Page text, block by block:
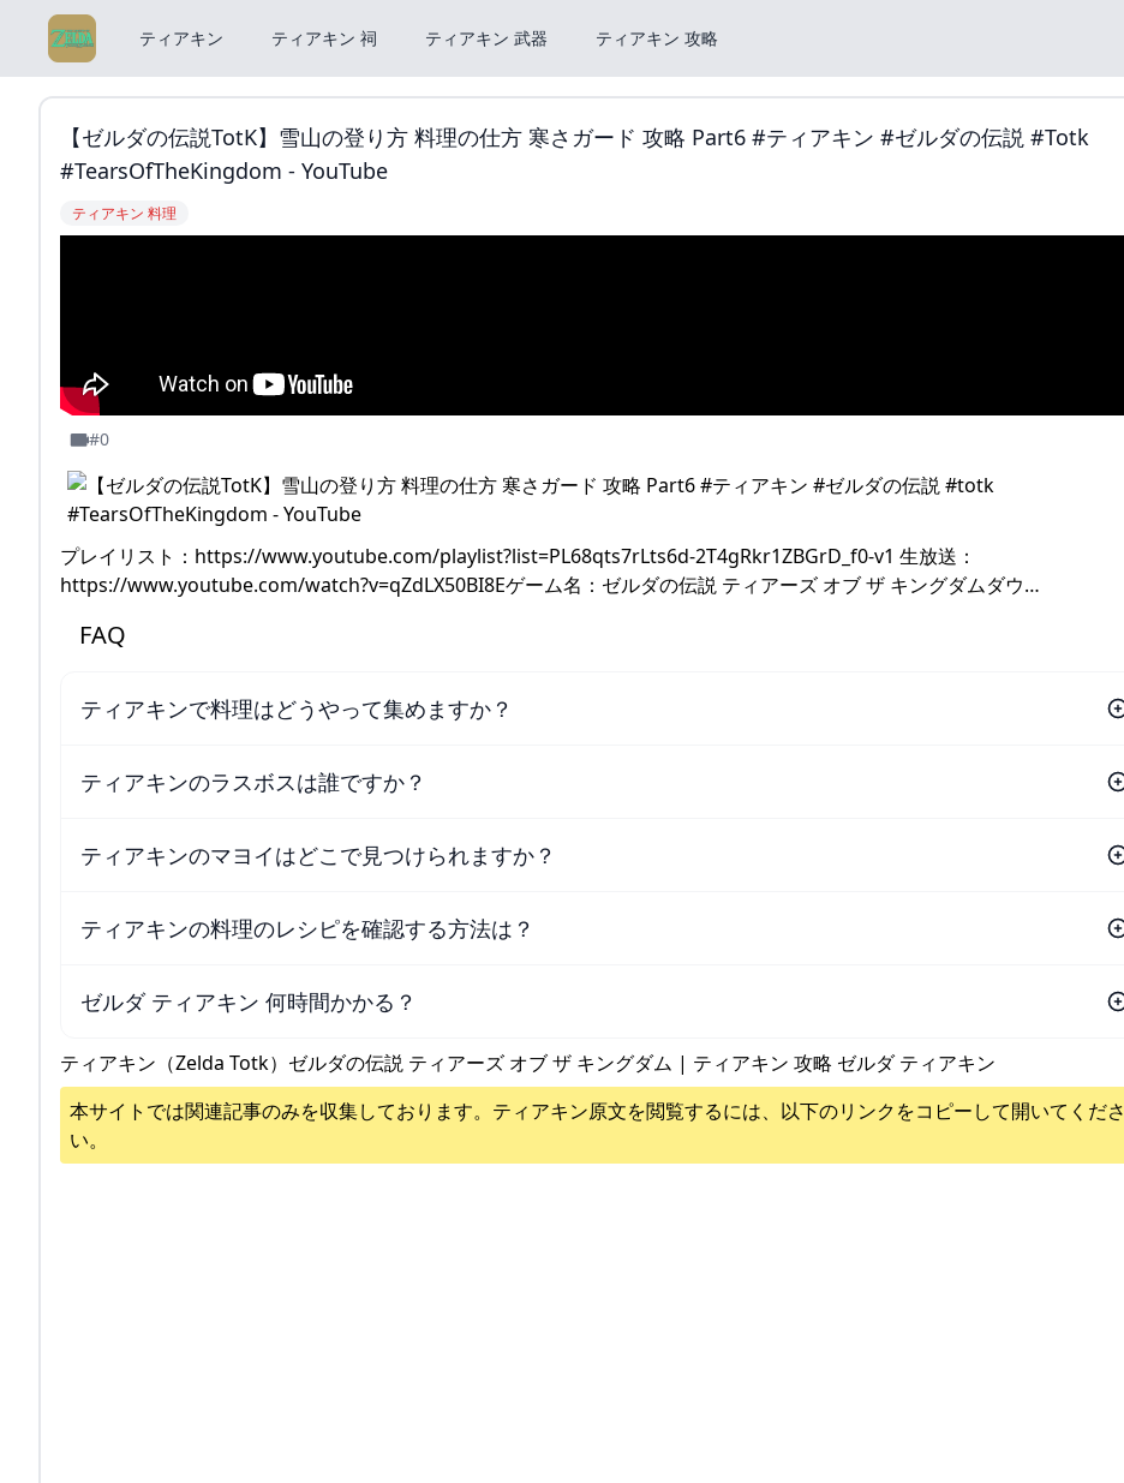
ティアキン ティアキン 祠 ティアキン 武器 ティアキン 攻略
【ゼルダの伝説TotK】雪山の登り方 料理の仕方 寒さガード 攻略 Part6 #ティアキン #ゼルダの伝説 #totk
#TearsOfTheKingdom - YouTube
ティアキン 料理
#0
プレイリスト：https://www.youtube.com/playlist?list=PL68qts7rLts6d-2T4gRkr1ZBGrD_f0-v1 生放送：
https://www.youtube.com/watch?v=qZdLX50BI8Eゲーム名：ゼルダの伝説 ティアーズ オブ ザ キングダムダウ…
FAQ
ティアキンで料理はどうやって集めますか？
ティアキンのラスボスは誰ですか？
ティアキンのマヨイはどこで見つけられますか？
ティアキンの料理のレシピを確認する方法は？
ゼルダ ティアキン 何時間かかる？
ティアキン（Zelda Totk）ゼルダの伝説 ティアーズ オブ ザ キングダム | ティアキン 攻略 ゼルダ ティアキン
本サイトでは関連記事のみを収集しております。 ティアキン原文を閲覧するには、以下のリンクをコピーして開いてくださ
い。